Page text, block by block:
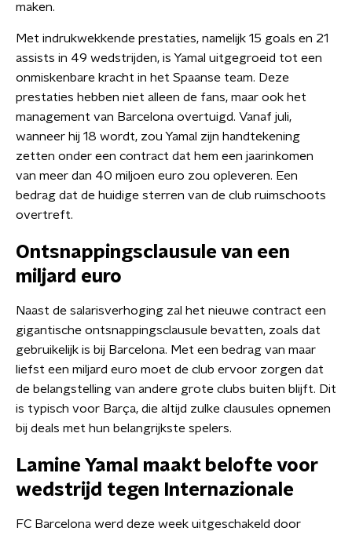
maken.
Met indrukwekkende prestaties, namelijk 15 goals en 21
assists in 49 wedstrijden, is Yamal uitgegroeid tot een
onmiskenbare kracht in het Spaanse team. Deze
prestaties hebben niet alleen de fans, maar ook het
management van Barcelona overtuigd. Vanaf juli,
wanneer hij 18 wordt, zou Yamal zijn handtekening
zetten onder een contract dat hem een jaarinkomen
van meer dan 40 miljoen euro zou opleveren. Een
bedrag dat de huidige sterren van de club ruimschoots
overtreft.
Ontsnappingsclausule van een
miljard euro
Naast de salarisverhoging zal het nieuwe contract een
gigantische ontsnappingsclausule bevatten, zoals dat
gebruikelijk is bij Barcelona. Met een bedrag van maar
liefst een miljard euro moet de club ervoor zorgen dat
de belangstelling van andere grote clubs buiten blijft. Dit
is typisch voor Barça, die altijd zulke clausules opnemen
bij deals met hun belangrijkste spelers.
Lamine Yamal maakt belofte voor
wedstrijd tegen Internazionale
FC Barcelona werd deze week uitgeschakeld door